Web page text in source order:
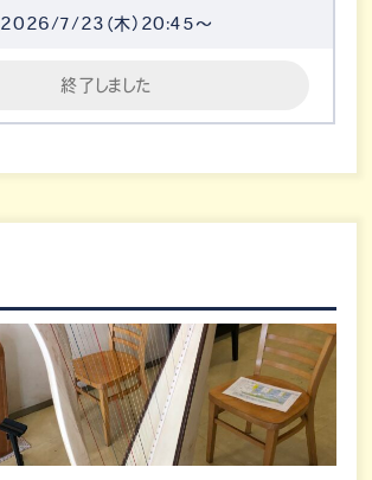
2026/7/23（木）20:45～
終了しました